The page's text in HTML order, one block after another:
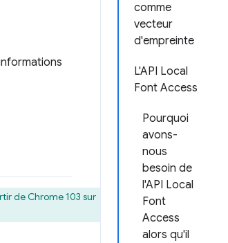
comme
vecteur
d'empreinte
L'API Local
Font Access
Pourquoi
avons-
nous
besoin de
l'API Local
Font
Access
alors qu'il
de Chrome 103 sur